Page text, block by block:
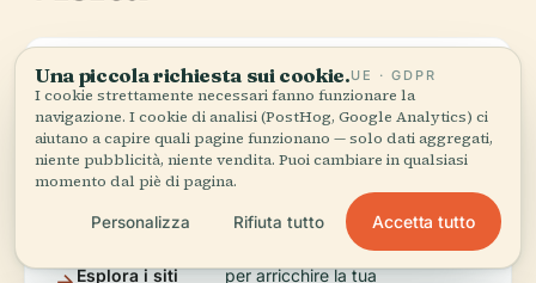
Scarica l'app
Audiala
per notifiche di eventi in tempo
reale e audioguide.
Pianifica indurante il Festival di Santa Devota per i
controlli di sicurezza e le folle.
Esplora i siti per arricchire la tua
Una piccola richiesta sui cookie.UE · GDPR
I cookie strettamente necessari fanno funzionare la
navigazione. I cookie di analisi (PostHog, Google Analytics) ci
aiutano a capire quali pagine funzionano — solo dati aggregati,
niente pubblicità, niente vendita. Puoi cambiare in qualsiasi
momento dal piè di pagina.
Personalizza Rifiuta tutto Accetta tutto